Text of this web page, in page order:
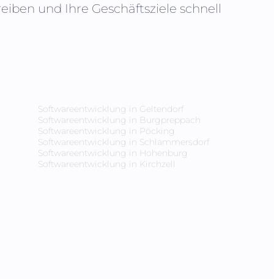
und Ihre Geschäftsziele schnell
Softwareentwicklung in Geltendorf
Softwareentwicklung in Burgpreppach
Softwareentwicklung in Pöcking
Softwareentwicklung in Schlammersdorf
Softwareentwicklung in Hohenburg
Softwareentwicklung in Kirchzell